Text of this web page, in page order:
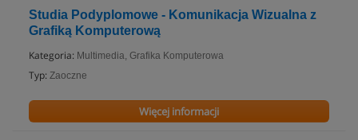
Studia Podyplomowe - Komunikacja Wizualna z
Grafiką Komputerową
Kategoria: Multimedia, Grafika Komputerowa
Typ: Zaoczne
Więcej informacji